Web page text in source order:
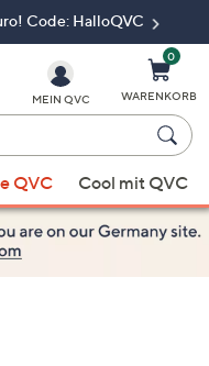
Code: HalloQVC
MEIN QVC
0
WARENKORB
QVC Cool mit QVC